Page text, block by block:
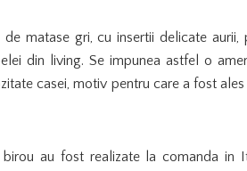
matase gri, cu insertii delicate aurii,
din living. Se impunea astfel o
casei, motiv pentru care a fost
au fost realizate la comanda in